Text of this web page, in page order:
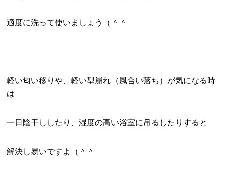
適度に洗って使いましょう（＾＾
軽い匂い移りや、軽い型崩れ（風合い落ち）が気になる時
は
一日陰干ししたり、湿度の高い浴室に吊るしたりすると
解決し易いですよ（＾＾